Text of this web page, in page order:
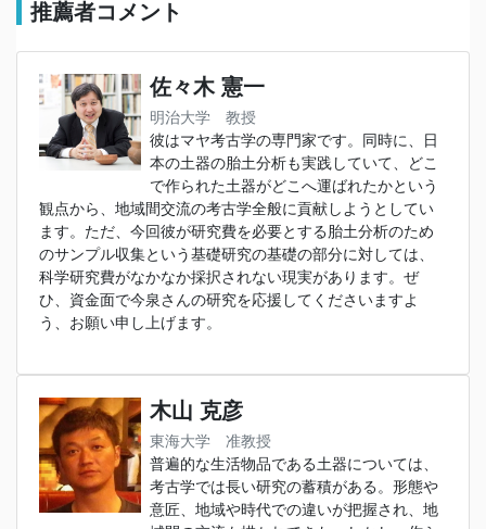
推薦者コメント
佐々木 憲一
明治大学 教授
彼はマヤ考古学の専門家です。同時に、日
本の土器の胎土分析も実践していて、どこ
で作られた土器がどこへ運ばれたかという
観点から、地域間交流の考古学全般に貢献しようとしてい
ます。ただ、今回彼が研究費を必要とする胎土分析のため
のサンプル収集という基礎研究の基礎の部分に対しては、
科学研究費がなかなか採択されない現実があります。ぜ
ひ、資金面で今泉さんの研究を応援してくださいますよ
う、お願い申し上げます。
木山 克彦
東海大学 准教授
普遍的な生活物品である土器については、
考古学では長い研究の蓄積がある。形態や
意匠、地域や時代での違いが把握され、地